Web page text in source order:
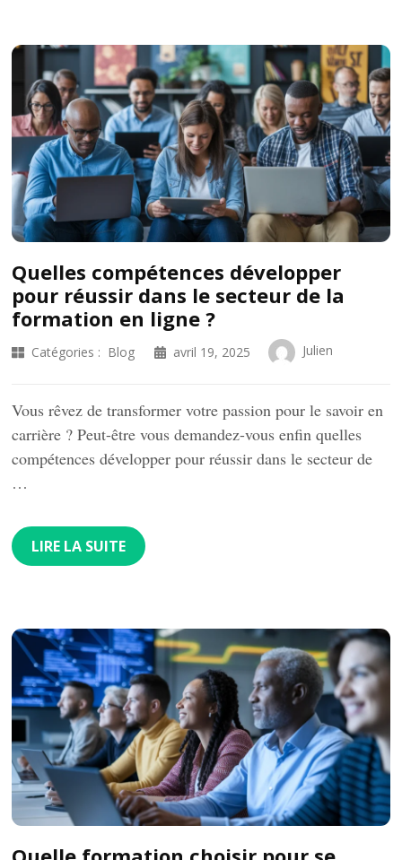
Quelles compétences développer
pour réussir dans le secteur de la
formation en ligne ?
Catégories : Blog avril 19, 2025 Julien
Vous rêvez de transformer votre passion pour le savoir en
carrière ? Peut-être vous demandez-vous enfin quelles
compétences développer pour réussir dans le secteur de
…
LIRE LA SUITE